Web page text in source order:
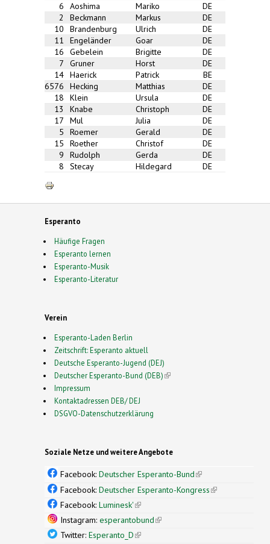
6
Aoshima Mariko
DE
2
Beckmann Markus
DE
10
Brandenburg Ulrich
DE
11
Engeländer Goar
DE
16
Gebelein Brigitte
DE
7
Gruner Horst
DE
14 Haerick Patrick
BE
6576
Hecking Matthias
DE
18
Klein Ursula
DE
13
Knabe Christoph
DE
17
Mul Julia
DE
5
Roemer Gerald
DE
15
Roether Christof
DE
9
Rudolph Gerda
DE
8
Stecay Hildegard DE
Esperanto
Häufige Fragen
Esperanto lernen
Esperanto-Musik
Esperanto-Literatur
Verein
Esperanto-Laden Berlin
Zeitschrift: Esperanto aktuell
Deutsche Esperanto-Jugend (DEJ)
Deutscher Esperanto-Bund (DEB)(link is external)
Impressum
Kontaktadressen DEB/ DEJ
DSGVO-Datenschutzerklärung
Soziale Netze und weitere Angebote
Facebook: Deutscher Esperanto-Bund(link is
external)
Facebook: Deutscher Esperanto-Kongress(link is
Facebook: Luminesk'(link is external)
Instagram: esperantobund(link is external)
Twitter: Esperanto_D(link is external)